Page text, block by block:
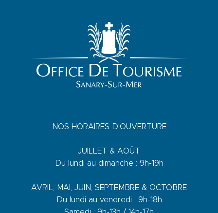
NOS HORAIRES D’OUVERTURE
JUILLET & AOÛT
Du lundi au dimanche : 9h-19h
AVRIL, MAI, JUIN, SEPTEMBRE & OCTOBRE
Du lundi au vendredi : 9h-18h